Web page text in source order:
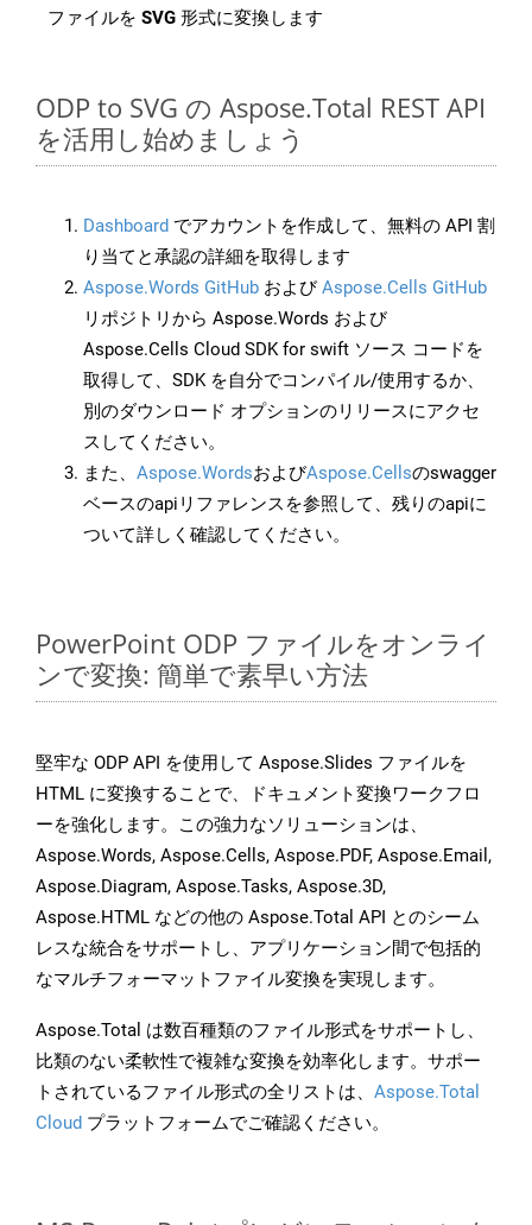
ファイルを SVG 形式に変換します
ODP to SVG の Aspose.Total REST API
を活用し始めましょう
Dashboard でアカウントを作成して、無料の API 割
り当てと承認の詳細を取得します
Aspose.Words GitHub およびAspose.Cells GitHub
リポジトリから Aspose.Words および
Aspose.Cells Cloud SDK for swift ソース コードを
取得して、SDK を自分でコンパイル/使用するか、
別のダウンロード オプションのリリースにアクセ
スしてください。
また、 Aspose.WordsおよびAspose.Cellsのswagger
ベースのapiリファレンスを参照して、残りのapiに
ついて詳しく確認してください。
PowerPoint ODP ファイルをオンライ
ンで変換: 簡単で素早い方法
堅牢な ODP API を使用して Aspose.Slides ファイルを
HTML に変換することで、ドキュメント変換ワークフロ
ーを強化します。この強力なソリューションは、
Aspose.Words, Aspose.Cells, Aspose.PDF, Aspose.Email,
Aspose.Diagram, Aspose.Tasks, Aspose.3D,
Aspose.HTML などの他の Aspose.Total API とのシーム
レスな統合をサポートし、アプリケーション間で包括的
なマルチフォーマットファイル変換を実現します。
Aspose.Total は数百種類のファイル形式をサポートし、
比類のない柔軟性で複雑な変換を効率化します。サポー
トされているファイル形式の全リストは、 Aspose.Total
Cloud プラットフォームでご確認ください。